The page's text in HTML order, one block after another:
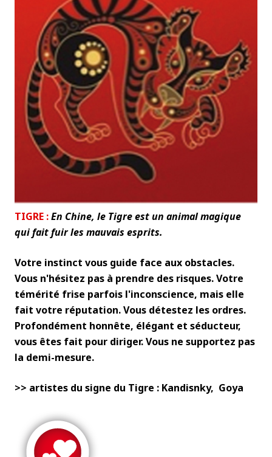
TIGRE :En Chine, le Tigre est un animal magique
qui fait fuir les mauvais esprits.
Votre instinct vous guide face aux obstacles.
Vous n'hésitez pas à prendre des risques. Votre
témérité frise parfois l'inconscience, mais elle
fait votre réputation. Vous détestez les ordres.
Profondément honnête, élégant et séducteur,
vous êtes fait pour diriger. Vous ne supportez pas
la demi-mesure.
>> artistes du signe du Tigre : Kandisnky, Goya